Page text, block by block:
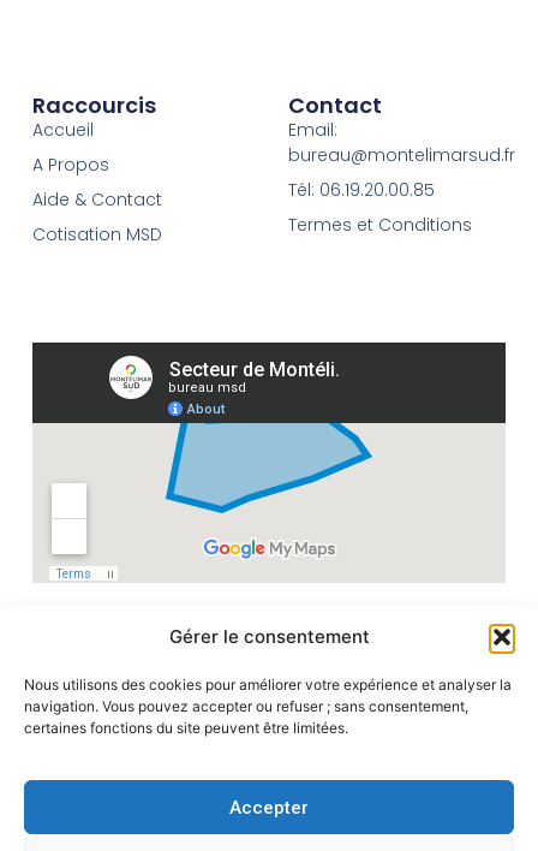
Gérer le consentement
Nous utilisons des cookies pour améliorer votre expérience et analyser la
navigation. Vous pouvez accepter ou refuser ; sans consentement,
certaines fonctions du site peuvent être limitées.
Accepter
Promotions, événements, emploi : développons
nos idées pour Montélimar !
Raccourcis
Accueil
A Propos
Aide & Contact
Cotisation MSD
Contact
Email:
bureau@montelimarsud.fr
Tél: 06.19.20.00.85
Termes et Conditions